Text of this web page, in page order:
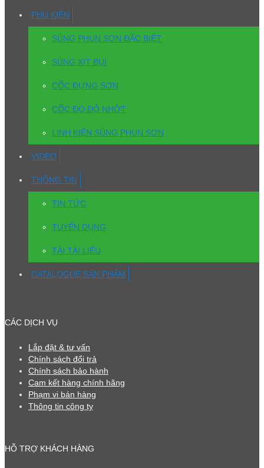
PHỤ KIỆN
SÚNG PHUN SƠN ĐẶC BIỆT
SÚNG XỊT BỤI
CỐC ĐỰNG SƠN
CỐC ĐO ĐỘ NHỚT
LINH KIỆN SÚNG PHUN SƠN
VIDEO
THÔNG TIN
TIN TỨC
TUYỂN DỤNG
TẢI TÀI LIỆU
CATALOGUE SẢN PHẨM
CÁC DỊCH VỤ
Lắp đặt & tư vấn
Chính sách đổi trả
Chính sách bảo hành
Cam kết hàng chính hãng
Phạm vi bán hàng
Thông tin công ty
HỖ TRỢ KHÁCH HÀNG